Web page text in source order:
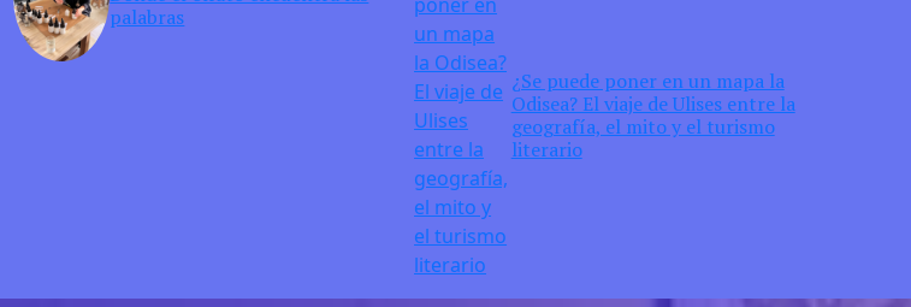
palabras
¿Se puede poner en un mapa la
Odisea? El viaje de Ulises entre la
geografía, el mito y el turismo
literario